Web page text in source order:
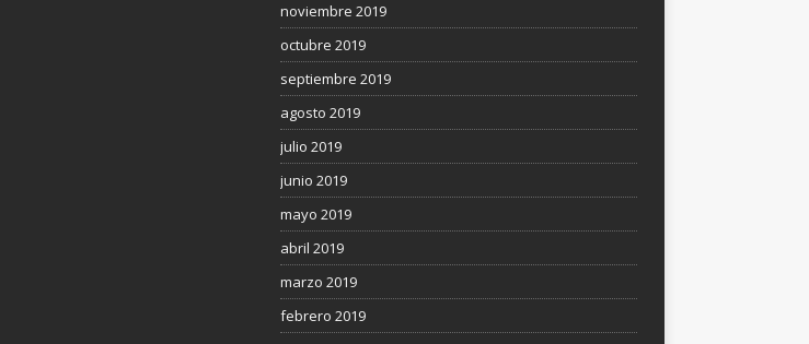
noviembre 2019
octubre 2019
septiembre 2019
agosto 2019
julio 2019
junio 2019
mayo 2019
abril 2019
marzo 2019
febrero 2019